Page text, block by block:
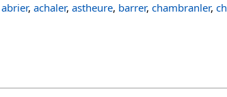
abrier, achaler, astheure, barrer, chambranler,